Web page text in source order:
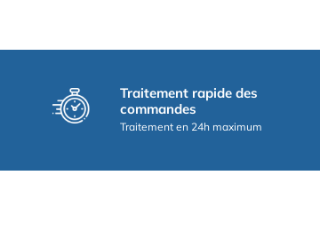
Traitement rapide des
commandes
Traitement en 24h maximum